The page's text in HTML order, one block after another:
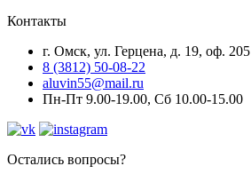
Контакты
г. Омск, ул. Герцена, д. 19, оф. 205
8 (3812) 50-08-22
aluvin55@mail.ru
Пн-Пт 9.00-19.00, Сб 10.00-15.00
Остались вопросы?